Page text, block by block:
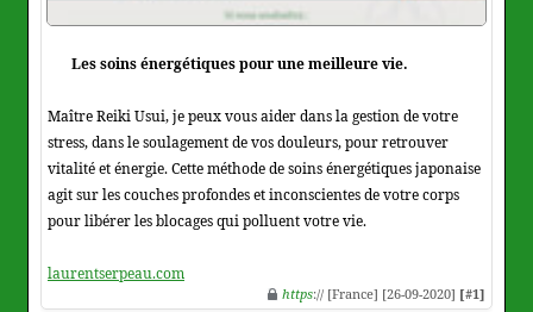
Les soins énergétiques pour une meilleure vie.
Maître Reiki Usui, je peux vous aider dans la gestion de votre
stress, dans le soulagement de vos douleurs, pour retrouver
vitalité et énergie. Cette méthode de soins énergétiques japonaise
agit sur les couches profondes et inconscientes de votre corps
pour libérer les blocages qui polluent votre vie.
laurentserpeau.com
https:// [France] [26-09-2020] [#1]